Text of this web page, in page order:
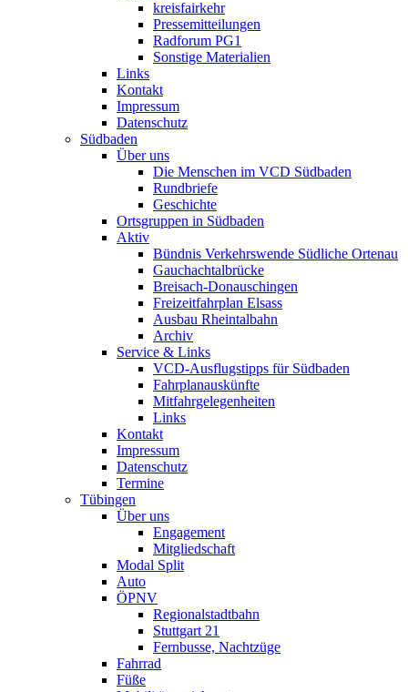
kreisfairkehr
Pressemitteilungen
Radforum PG1
Sonstige Materialien
Links
Kontakt
Impressum
Datenschutz
Südbaden
Über uns
Die Menschen im VCD Südbaden
Rundbriefe
Geschichte
Ortsgruppen in Südbaden
Aktiv
Bündnis Verkehrswende Südliche Ortenau
Gauchachtalbrücke
Breisach-Donauschingen
Freizeitfahrplan Elsass
Ausbau Rheintalbahn
Archiv
Service & Links
VCD-Ausflugstipps für Südbaden
Fahrplanauskünfte
Mitfahrgelegenheiten
Links
Kontakt
Impressum
Datenschutz
Termine
Tübingen
Über uns
Engagement
Mitgliedschaft
Modal Split
Auto
ÖPNV
Regionalstadtbahn
Stuttgart 21
Fernbusse, Nachtzüge
Fahrrad
Füße